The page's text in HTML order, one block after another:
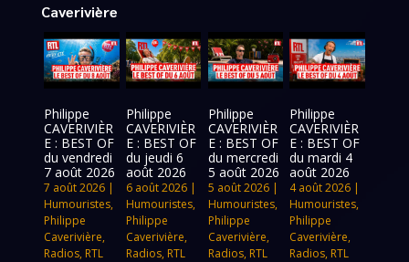
Caverivière
Philippe
CAVERIVIÈR
E : BEST OF
du vendredi
7 août 2026
7 août 2026 |
Humouristes,
Philippe
Caverivière,
Radios, RTL
Philippe
CAVERIVIÈR
E : BEST OF
du jeudi 6
août 2026
6 août 2026|
Humouristes,
Philippe
Caverivière,
Radios, RTL
Philippe
CAVERIVIÈR
E : BEST OF
du mercredi
5 août 2026
5 août 2026|
Humouristes,
Philippe
Caverivière,
Radios, RTL
Philippe
CAVERIVIÈR
E : BEST OF
du mardi 4
août 2026
4 août 2026 |
Humouristes,
Philippe
Caverivière,
Radios, RTL